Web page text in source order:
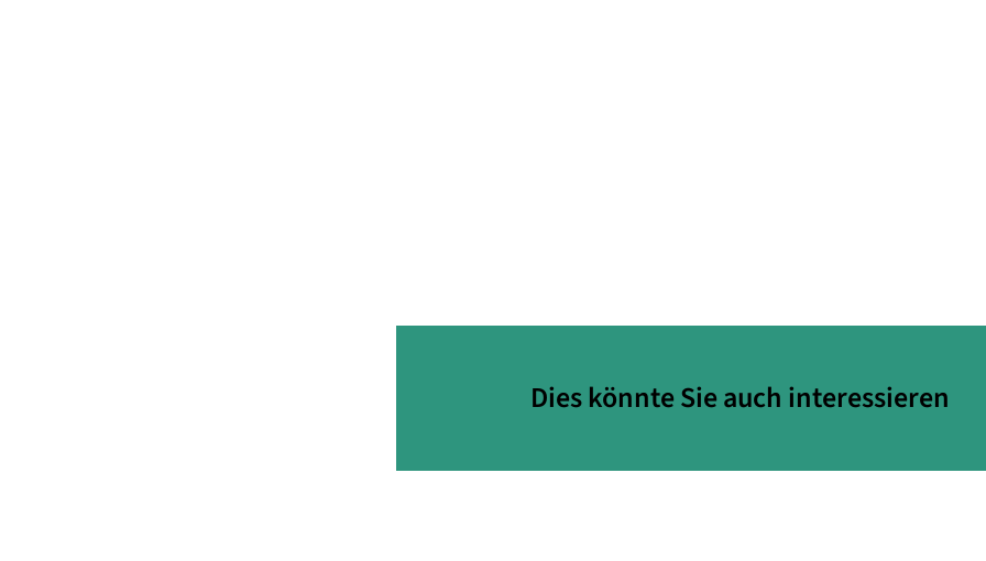
Dies könnte Sie auch interessieren